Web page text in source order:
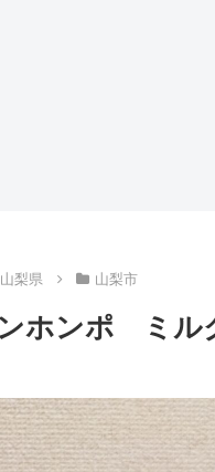
山梨県 山梨市
ホンポ ミル